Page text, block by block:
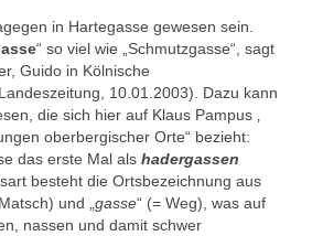
in Hartegasse gewesen sein.
“ so viel wie „Schmutzgasse“, sagt
Guido in Kölnische
10.01.2003). Dazu kann
die sich hier auf Klaus Pampus ‚
oberbergischer Orte“ bezieht:
das erste Mal als hadergassen
besteht die Ortsbezeichnung aus
und „ gasse“ (= Weg), was auf
nassen und damit schwer